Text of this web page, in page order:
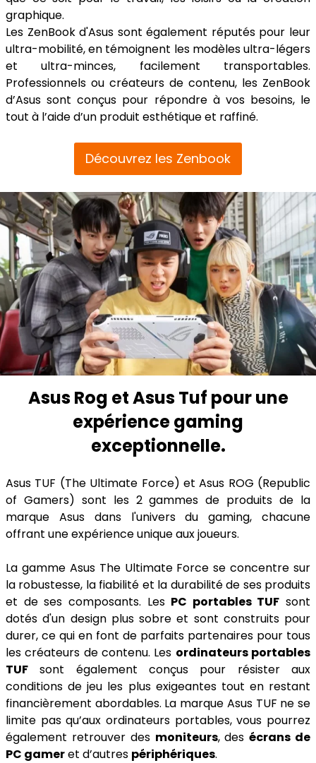
graphique.
Les ZenBook d'Asus sont également réputés pour leur
ultra-mobilité, en témoignent les modèles ultra-légers
et ultra-minces, facilement transportables.
Professionnels ou créateurs de contenu, les ZenBook
d’Asus sont conçus pour répondre à vos besoins, le
tout à l’aide d’un produit esthétique et raffiné.
Découvrez les Zenbook
Asus Rog et Asus Tuf pour une
expérience gaming
exceptionnelle.
Asus TUF (The Ultimate Force) et Asus ROG (Republic
of Gamers) sont les 2 gammes de produits de la
marque Asus dans l'univers du gaming, chacune
offrant une expérience unique aux joueurs.
La gamme Asus The Ultimate Force se concentre sur
la robustesse, la fiabilité et la durabilité de ses produits
et de ses composants. Les PC portables TUF sont
dotés d'un design plus sobre et sont construits pour
durer, ce qui en font de parfaits partenaires pour tous
les créateurs de contenu. Les ordinateurs portables
TUF sont également conçus pour résister aux
conditions de jeu les plus exigeantes tout en restant
financièrement abordables. La marque Asus TUF ne se
limite pas qu’aux ordinateurs portables, vous pourrez
également retrouver des moniteurs, desécrans de
PC gameret d’autres périphériques.